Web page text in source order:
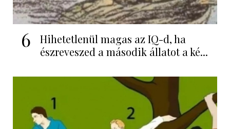
6
Hihetetlenül magas az IQ-d, ha
észreveszed a második állatot a ké...